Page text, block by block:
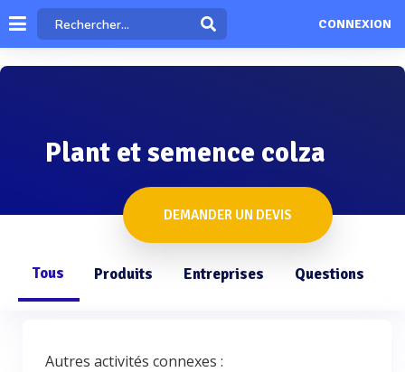
CONNEXION
Plant et semence colza
DEMANDER UN DEVIS
Tous Produits Entreprises Questions
Autres activités connexes :